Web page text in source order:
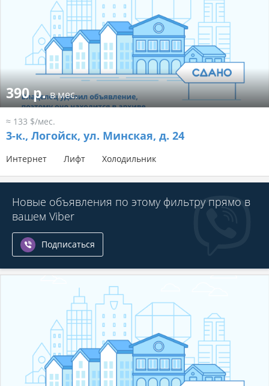
390 р.в мес.
≈ 133 $/мес.
3-к., Логойск, ул. Минская, д. 24
Интернет Лифт Холодильник
Новые объявления по этому фильтру прямо в
вашем Viber
Подписаться